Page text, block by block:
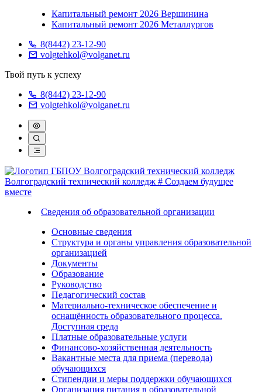
Капитальный ремонт 2026 Вершинина
Капитальный ремонт 2026 Металлургов
8(8442) 23-12-90
volgtehkol@volganet.ru
Твой путь к успеху
8(8442) 23-12-90
volgtehkol@volganet.ru
Волгоградский технический колледж # Создаем будущее
вместе
Сведения об образовательной организации
Основные сведения
Структура и органы управления образовательной
организацией
Документы
Образование
Руководство
Педагогический состав
Материально-техническое обеспечение и
оснащённость образовательного процесса.
Доступная среда
Платные образовательные услуги
Финансово-хозяйственная деятельность
Вакантные места для приема (перевода)
обучающихся
Стипендии и меры поддержки обучающихся
Организация питания в образовательной